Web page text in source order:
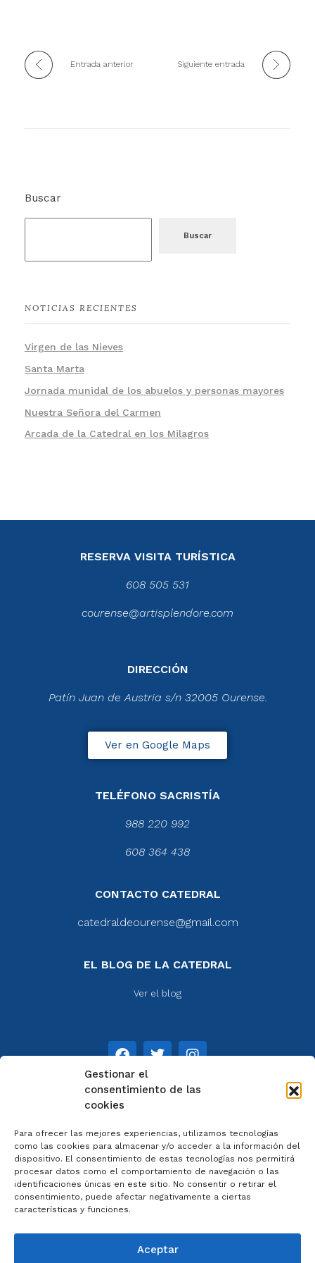
Gestionar el
consentimiento de las
cookies
Para ofrecer las mejores experiencias, utilizamos tecnologías
como las cookies para almacenar y/o acceder a la información del
dispositivo. El consentimiento de estas tecnologías nos permitirá
procesar datos como el comportamiento de navegación o las
identificaciones únicas en este sitio. No consentir o retirar el
consentimiento, puede afectar negativamente a ciertas
características y funciones.
Aceptar
Entrada anterior Siguiente entrada
Buscar
Buscar
NOTICIAS RECIENTES
Virgen de las Nieves
Santa Marta
Jornada munidal de los abuelos y personas mayores
Nuestra Señora del Carmen
Arcada de la Catedral en los Milagros
RESERVA VISITA TURÍSTICA
608 505 531
courense@artisplendore.com
DIRECCIÓN
Patín Juan de Austria s/n 32005 Ourense.
Ver en Google Maps
TELÉFONO SACRISTÍA
988 220 992
608 364 438
CONTACTO CATEDRAL
catedraldeourense@gmail.com
EL BLOG DE LA CATEDRAL
Ver el blog
Aviso legal
Política de privacidad
Cookies
Colaboradores
Condiciones generales